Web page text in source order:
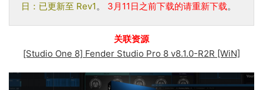
日：已更新至 Rev1。 3月11日之前下载的请重新下载。
关联资源
[Studio One 8] Fender Studio Pro 8 v8.1.0-R2R [WiN]